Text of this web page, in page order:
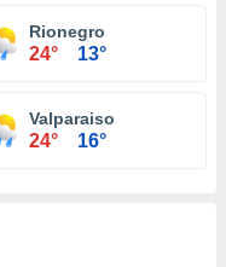
Rionegro
24° 13°
Valparaiso
24° 16°